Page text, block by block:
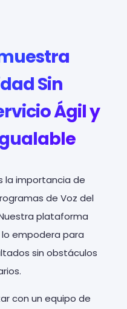
Sin
Ágil y
la importancia de
de Voz del
plataforma
empodera para
sin obstáculos
con un equipo de